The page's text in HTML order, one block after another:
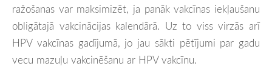
ražošanas var maksimizēt, ja panāk vakcīnas iekļaušanu
obligātajā vakcinācijas kalendārā. Uz to viss virzās arī
HPV vakcīnas gadījumā, jo jau sākti pētījumi par gadu
vecu mazuļu vakcinēšanu ar HPV vakcīnu.